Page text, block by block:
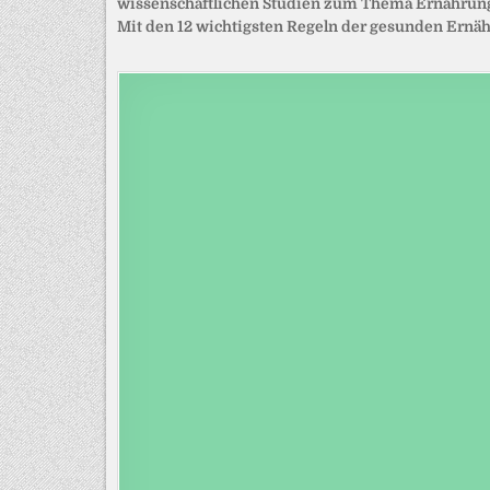
wissenschaftlichen Studien zum Thema
Mit den 12 wichtigsten Regeln der gesunden